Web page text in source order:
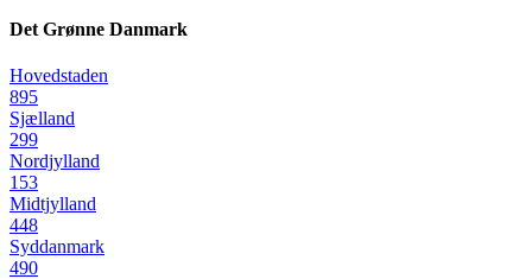
Det Grønne Danmark
Hovedstaden
895
Sjælland
299
Nordjylland
153
Midtjylland
448
Syddanmark
490